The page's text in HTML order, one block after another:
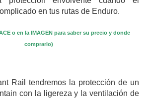
en tus rutas de Enduro.
o en la IMAGEN para saber su precio y donde
comprarlo)
Rail tendremos la protección de un
con la ligereza y la ventilación de